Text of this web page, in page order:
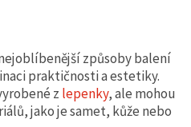
způsoby balení
praktičnosti a estetiky.
z lepenky, ale mohou
jako je samet, kůže nebo